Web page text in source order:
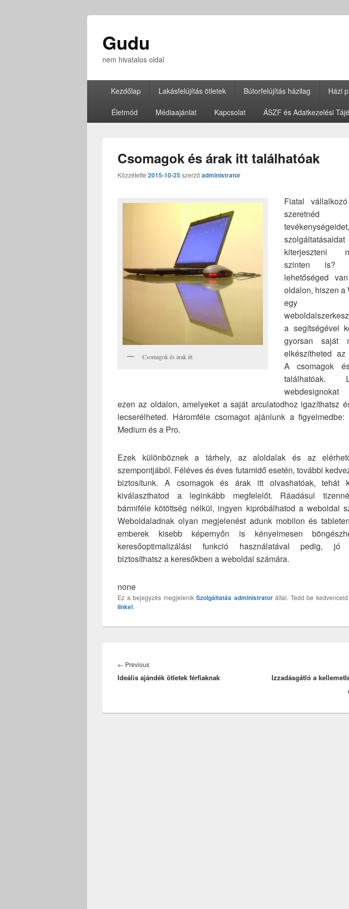
Gudu
nem hivatalos oldal
Kezdőlap Lakásfelújítás ötletek Bútorfelújítás házilag Házi
Életmód Médiaajánlat Kapcsolat ÁSZF és Adatkezelési
Csomagok és árak itt találhatóak
Közzétette 2015-10-25szerző administrator
Csomagok és árak itt
Fiatal
szolgáltatásaidat
kiterjeszteni
szinten is?
lehetőséged
oldalon, hiszen a
egy
a segítségével
gyorsan saját
elkészítheted az
A csomagok
találhatóak.
webdesignokat
ezen az oldalon, amelyeket a saját arculatodhoz igazíthatsz
lecserélheted. Háromféle csomagot ajánlunk a
Medium és a Pro.
Ezek különböznek a tárhely, az aloldalak és az
szempontjából. Féléves és éves futamidő esetén, további
biztosítunk. A csomagok és árak itt olvashatóak, tehát
kiválaszthatod a leginkább megfelelőt. Ráadásul
bármiféle kötöttség nélkül, ingyen kipróbálhatod a weboldal
Weboldaladnak olyan megjelenést adunk mobilon és
emberek kisebb képernyőn is kényelmesen
keresőoptimalizálási funkció használatával pedig, jó
biztosíthatsz a keresőkben a weboldal számára.
none
Ez a bejegyzés megjelenik Szolgáltatás administratoráltal. Tedd be kedvenceid
linkel.
navigáció
← PreviousPrevious
post:
Ideális ajándék ötletek férfiaknak
Izzadásgátló a